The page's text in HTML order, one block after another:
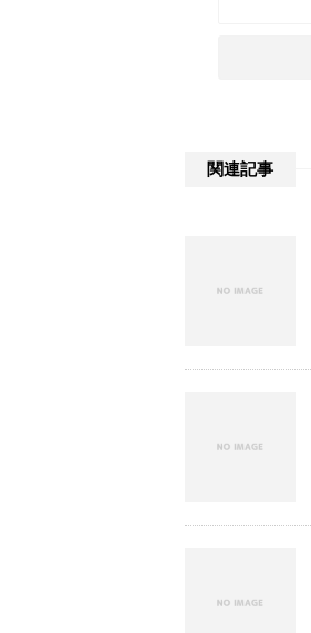
関連記事